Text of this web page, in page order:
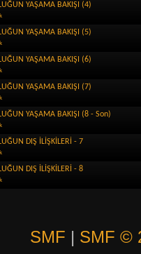
YAŞAMA BAKIŞI (4)
YAŞAMA BAKIŞI (5)
YAŞAMA BAKIŞI (6)
YAŞAMA BAKIŞI (7)
YAŞAMA BAKIŞI (8 - Son)
DIŞ İLİŞKİLERİ - 7
DIŞ İLİŞKİLERİ - 8
SMF | SMF ©